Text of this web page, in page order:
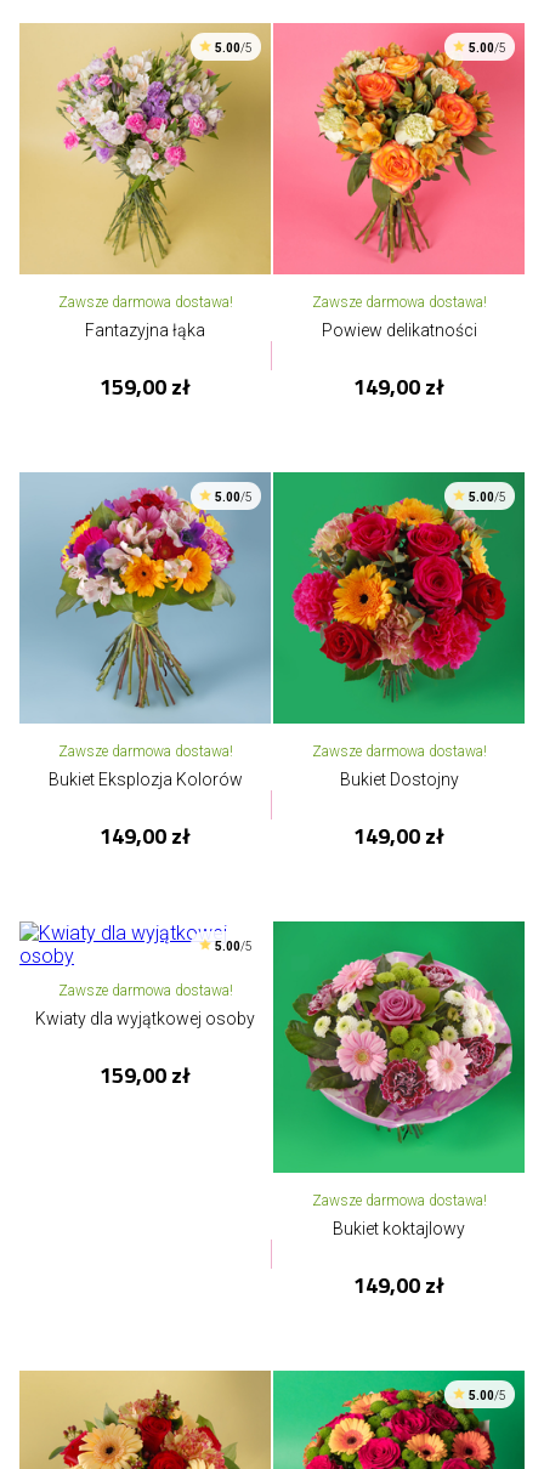
5.00/5
Zawsze darmowa dostawa!
Fantazyjna łąka
159,00 zł
5.00/5
Zawsze darmowa dostawa!
Powiew delikatności
149,00 zł
5.00/5
Zawsze darmowa dostawa!
Bukiet Eksplozja Kolorów
149,00 zł
5.00/5
Zawsze darmowa dostawa!
Bukiet Dostojny
149,00 zł
5.00/5
Zawsze darmowa dostawa!
Kwiaty dla wyjątkowej osoby
159,00 zł
Zawsze darmowa dostawa!
Bukiet koktajlowy
149,00 zł
5.00/5